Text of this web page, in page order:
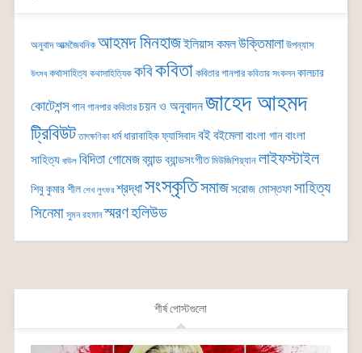
অনুবাদ আত্মজৈবনিক আহমদ মিনহাজইলিয়াস কমলউক্তিমালা উপন্যাস
উৎসব কথাসাহিত্য কথাসাহিত্যিক কবিকবিতা কবিতার গানপার কবিতার সংকলন কালচার
কোটেশন্সগান গানপার কবিতার চয়ন ও অনুবাদনজাহেদ আহমদ
ট্রিবিউট তাৎক্ষণিকা ধর্ম ধারাবাহিকফ্যাসিবাদবইবইমেলাবাংলা গানবাংলা
সাহিত্য বাউল বিদিতা গোমেজব্যান্ডব্যান্ডসংগীত মিউজিশিয়্যান লাইফস্টাইল
শিবু কুমার শীল শেখ লুৎফর শ্রদ্ধাসংস্কৃতিসমাজসরোজ মোস্তফাসাহিত্য
সিনেমা সুমন রহমান স্মরণহলিউড
শীর্ষ পোস্টগুলো